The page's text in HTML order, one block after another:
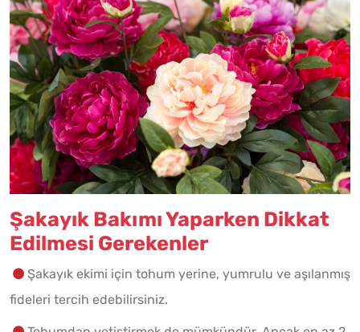
Şakayık Bakımı Yaparken Dikkat
Edilmesi Gerekenler
Şakayık ekimi için tohum yerine, yumrulu ve aşılanmış
fideleri tercih edebilirsiniz.